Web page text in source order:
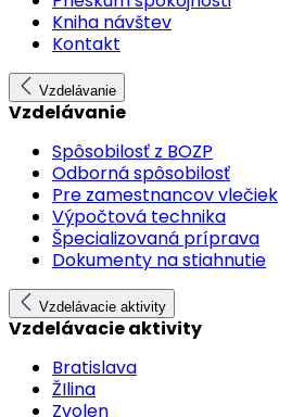
Kniha návštev
Kontakt
Vzdelávanie
Vzdelávanie
Spôsobilosť z BOZP
Odborná spôsobilosť
Pre zamestnancov vlečiek
Výpočtová technika
Špecializovaná príprava
Dokumenty na stiahnutie
Vzdelávacie aktivity
Vzdelávacie aktivity
Bratislava
ŽIlina
Zvolen